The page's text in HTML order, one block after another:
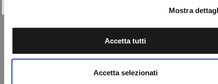
traffico. Condividiamo inoltre informazioni sul modo in cui
nostro sito con i nostri partner che si occupano di analisi dei
web, pubblicità e social media, i quali potrebbero combinarle
Mostra
Accetta tutti
Accetta selezionati